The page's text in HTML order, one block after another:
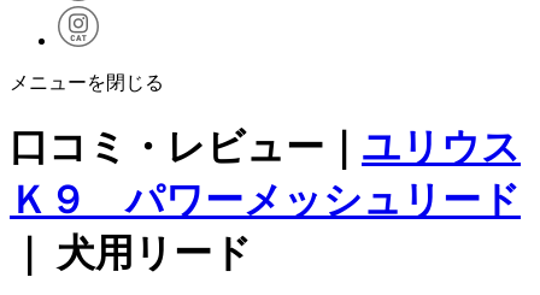
メニューを閉じる
口コミ・レビュー｜ ユリウス
Ｋ９ パワーメッシュリード
｜ 犬用リード